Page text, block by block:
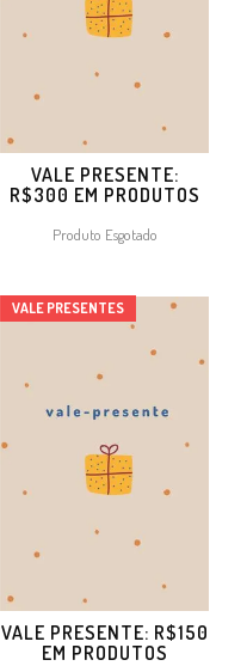
VALE PRESENTE:
R$300 EM PRODUTOS
Produto Esgotado
VALE PRESENTE: R$150
EM PRODUTOS
VALE PRESENTES